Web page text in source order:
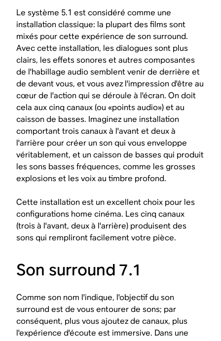
Le système 5.1 est considéré comme une
installation classique: la plupart des films sont
mixés pour cette expérience de son surround.
Avec cette installation, les dialogues sont plus
clairs, les effets sonores et autres composantes
de l'habillage audio semblent venir de derrière et
de devant vous, et vous avez l'impression d'être au
cœur de l'action qui se déroule à l'écran. On doit
cela aux cinq canaux (ou «points audio») et au
caisson de basses. Imaginez une installation
comportant trois canaux à l'avant et deux à
l'arrière pour créer un son qui vous enveloppe
véritablement, et un caisson de basses qui produit
les sons basses fréquences, comme les grosses
explosions et les voix au timbre profond.
Cette installation est un excellent choix pour les
configurations home cinéma. Les cinq canaux
(trois à l'avant, deux à l'arrière) produisent des
sons qui rempliront facilement votre pièce.
Son surround 7.1
Comme son nom l'indique, l'objectif du son
surround est de vous entourer de sons; par
conséquent, plus vous ajoutez de canaux, plus
l'expérience d'écoute est immersive. Dans une